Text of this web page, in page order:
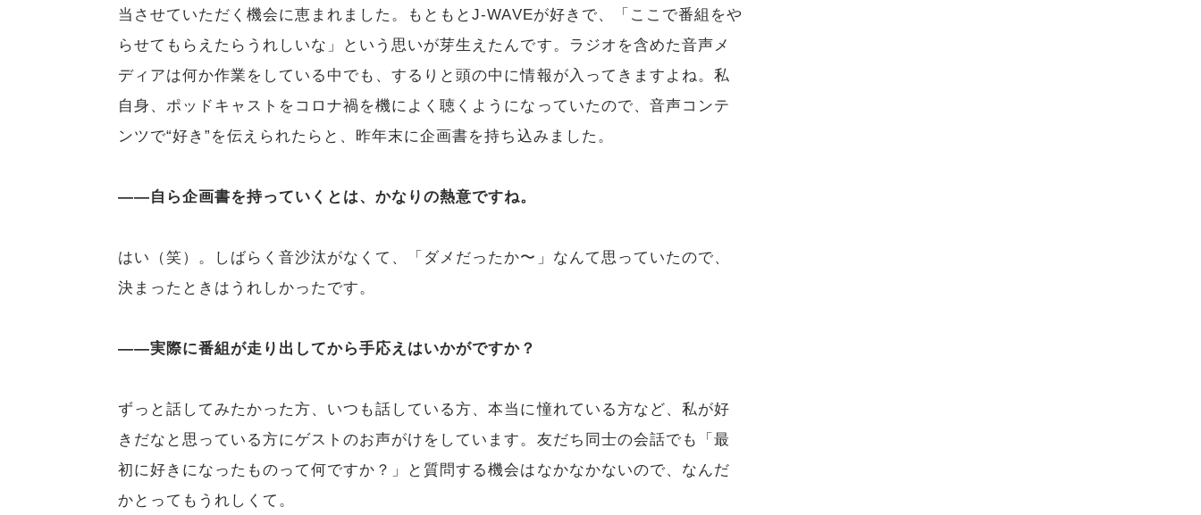
当させていただく機会に恵まれました。もともとJ-WAVEが好きで、「ここで番組をや
らせてもらえたらうれしいな」という思いが芽生えたんです。ラジオを含めた音声メ
ディアは何か作業をしている中でも、するりと頭の中に情報が入ってきますよね。私
自身、ポッドキャストをコロナ禍を機によく聴くようになっていたので、音声コンテ
ンツで“好き”を伝えられたらと、昨年末に企画書を持ち込みました。
――自ら企画書を持っていくとは、かなりの熱意ですね。
はい（笑）。しばらく音沙汰がなくて、「ダメだったか〜」なんて思っていたので、
決まったときはうれしかったです。
――実際に番組が走り出してから手応えはいかがですか？
ずっと話してみたかった方、いつも話している方、本当に憧れている方など、私が好
きだなと思っている方にゲストのお声がけをしています。友だち同士の会話でも「最
初に好きになったものって何ですか？」と質問する機会はなかなかないので、なんだ
かとってもうれしくて。